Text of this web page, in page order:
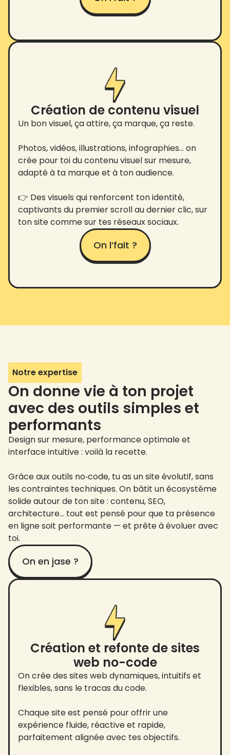
Création de contenu visuel
Un bon visuel, ça attire, ça marque, ça reste.
Photos, vidéos, illustrations, infographies… on
crée pour toi du contenu visuel sur mesure,
adapté à ta marque et à ton audience.
👉 Des visuels qui renforcent ton identité,
captivants du premier scroll au dernier clic, sur
ton site comme sur tes réseaux sociaux.
On l’fait ?
Notre expertise
On donne vie à ton projet
avec des outils simples et
performants
Design sur mesure, performance optimale et
interface intuitive : voilà la recette.
Grâce aux outils no‑code, tu as un site évolutif, sans
les contraintes techniques. On bâtit un écosystème
solide autour de ton site : contenu, SEO,
architecture… tout est pensé pour que ta présence
en ligne soit performante — et prête à évoluer avec
toi.
On en jase ?
Création et refonte de sites
web no-code
On crée des sites web dynamiques, intuitifs et
flexibles, sans le tracas du code.
Chaque site est pensé pour offrir une
expérience fluide, réactive et rapide,
parfaitement alignée avec tes objectifs.